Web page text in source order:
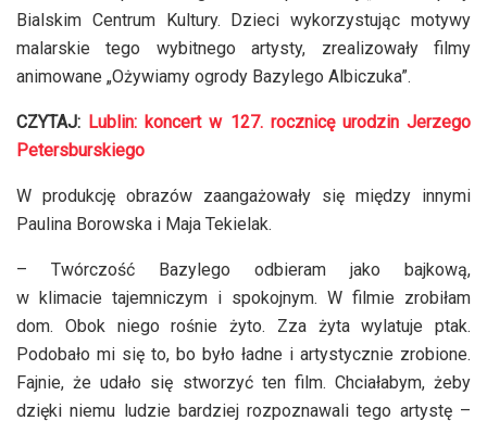
Bialskim Centrum Kultury. Dzieci wykorzystując motywy
malarskie tego wybitnego artysty, zrealizowały filmy
animowane „Ożywiamy ogrody Bazylego Albiczuka”.
CZYTAJ: Lublin: koncert w 127. rocznicę urodzin Jerzego
Petersburskiego
W produkcję obrazów zaangażowały się między innymi
Paulina Borowska i Maja Tekielak.
– Twórczość Bazylego odbieram jako bajkową,
w klimacie tajemniczym i spokojnym. W filmie zrobiłam
dom. Obok niego rośnie żyto. Zza żyta wylatuje ptak.
Podobało mi się to, bo było ładne i artystycznie zrobione.
Fajnie, że udało się stworzyć ten film. Chciałabym, żeby
dzięki niemu ludzie bardziej rozpoznawali tego artystę –